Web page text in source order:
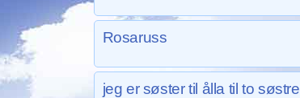
Rosaruss
jeg er søster til ålla til to søstre